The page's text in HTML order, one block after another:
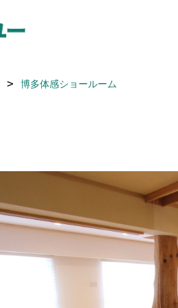
博多体感ショールーム